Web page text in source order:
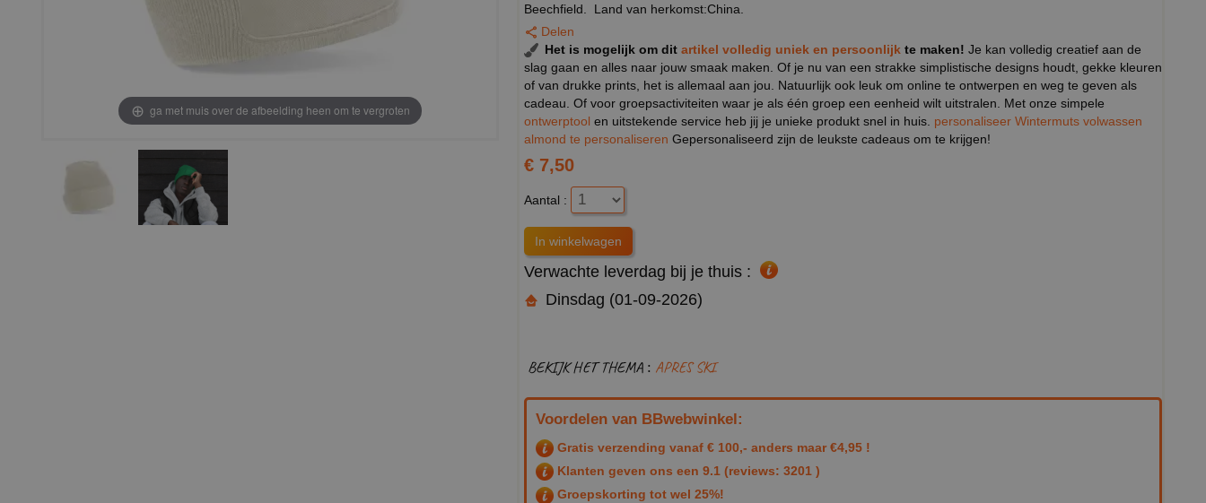
ga met muis over de afbeelding heen om te vergroten
Beechfield. Land van herkomst:China.
Delen
Het is mogelijk om dit artikel volledig uniek en persoonlijk te maken! Je kan volledig creatief aan de
slag gaan en alles naar jouw smaak maken. Of je nu van een strakke simplistische designs houdt, gekke kleuren
of van drukke prints, het is allemaal aan jou. Natuurlijk ook leuk om online te ontwerpen en weg te geven als
cadeau. Of voor groepsactiviteiten waar je als één groep een eenheid wilt uitstralen. Met onze simpele
ontwerptool en uitstekende service heb jij je unieke produkt snel in huis. personaliseer Wintermuts volwassen
almond te personaliseren Gepersonaliseerd zijn de leukste cadeaus om te krijgen!
€ 7,50
Aantal :
Verwachte leverdag bij je thuis :
Dinsdag (01-09-2026)
BEKIJK HET THEMA : APRES SKI
Voordelen van BBwebwinkel:
Gratis verzending vanaf € 100,- anders maar €4,95 !
Klanten geven ons een 9.1 (reviews: 3201 )
Groepskorting tot wel 25%!